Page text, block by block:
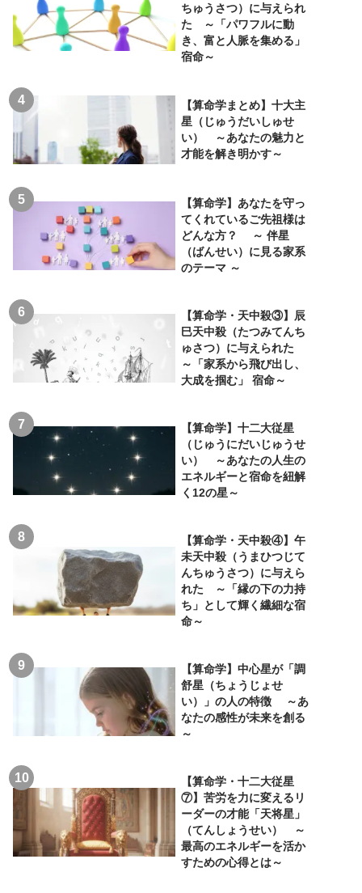
ちゅうさつ）に与えられ
た ～「パワフルに動
き、富と人脈を集める」
宿命～
【算命学まとめ】十大主
星（じゅうだいしゅせ
い） ～あなたの魅力と
才能を解き明かす～
【算命学】あなたを守っ
てくれているご先祖様は
どんな方？ ～ 伴星
（ばんせい）に見る家系
のテーマ ～
【算命学・天中殺③】辰
巳天中殺（たつみてんち
ゅさつ）に与えられた
～「家系から飛び出し、
大成を掴む」 宿命～
【算命学】十二大従星
（じゅうにだいじゅうせ
い） ～あなたの人生の
エネルギーと宿命を紐解
く12の星～
【算命学・天中殺④】午
未天中殺（うまひつじて
んちゅうさつ）に与えら
れた ～「縁の下の力持
ち」として輝く繊細な宿
命～
【算命学】中心星が「調
舒星（ちょうじょせ
い）」の人の特徴 ～あ
なたの感性が未来を創る
～
【算命学・十二大従星
⑦】苦労を力に変えるリ
ーダーの才能「天将星」
（てんしょうせい） ～
最高のエネルギーを活か
すための心得とは～